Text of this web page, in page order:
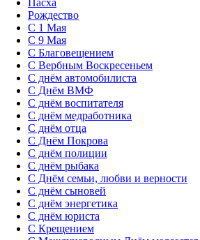
Пасха
Рождество
С 1 Мая
С 9 Мая
С Благовещением
С Вербным Воскресеньем
С днём автомобилиста
С Днём ВМФ
С днём воспитателя
С днём медработника
С днём отца
С Днём Покрова
С днём полиции
С днём рыбака
С Днём семьи, любви и верности
С днём сыновей
С днём энергетика
С днём юриста
С Крещением